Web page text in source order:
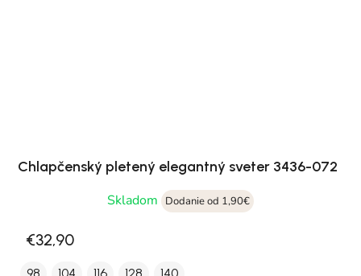
Chlapčenský pletený elegantný sveter 3436-072
Skladom
Dodanie od 1,90€
€32,90